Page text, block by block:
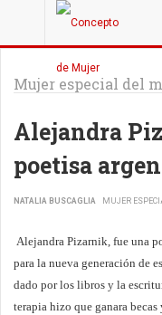
Mujer especial del
Alejandra
poetisa
NATALIA BUSCAGLIA MUJER
Alejandra Pizarnik, fue una
para la nueva generación de
dado por los libros y la
terapia hizo que ganara